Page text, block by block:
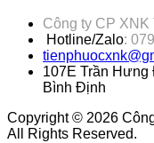
Công ty CP
Hotline/Zalo:
107E Trần Hưng
Bình Định
Copyright © 2026
All Rights Reserved.